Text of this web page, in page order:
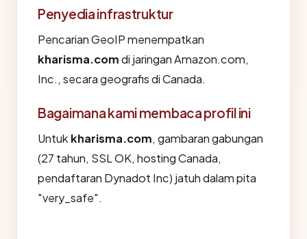
Penyedia infrastruktur
Pencarian GeoIP menempatkan
kharisma.comdi jaringan Amazon.com,
Inc., secara geografis di Canada.
Bagaimana kami membaca profil ini
Untuk kharisma.com, gambaran gabungan
(27 tahun, SSL OK, hosting Canada,
pendaftaran Dynadot Inc) jatuh dalam pita
"very_safe".